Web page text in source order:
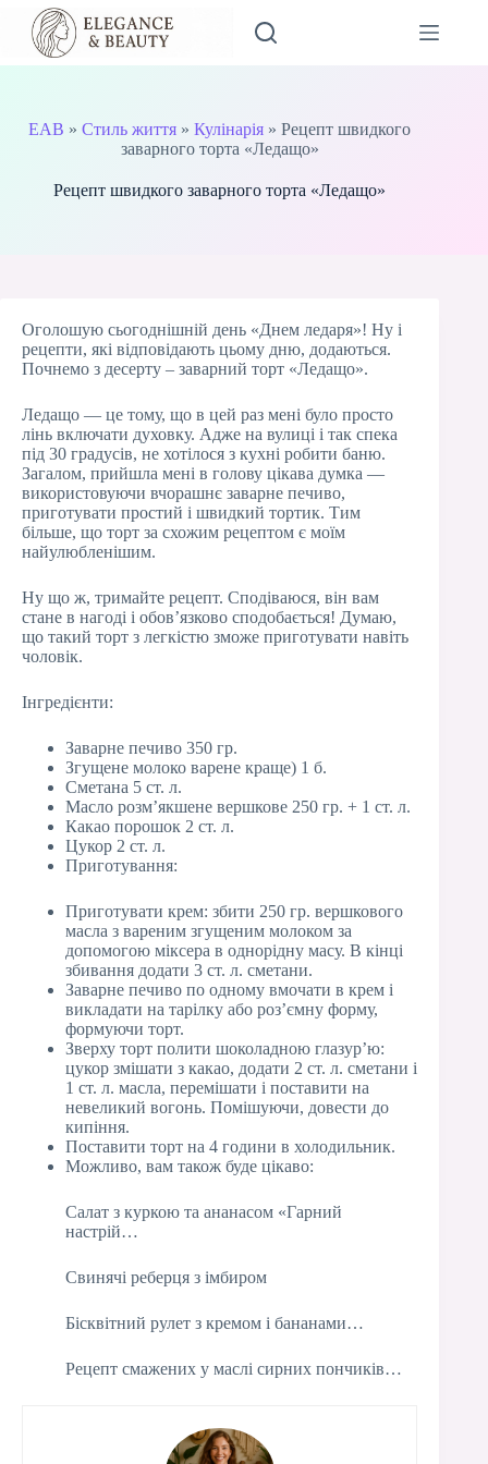
Перейти
вмісту
EAB »Стиль життя »Кулінарія »Рецепт швидкого
заварного торта «Ледащо»
Рецепт швидкого заварного торта «Ледащо»
Оголошую сьогоднішній день «Днем ледаря»! Ну і
рецепти, які відповідають цьому дню, додаються.
Почнемо з десерту – заварний торт «Ледащо».
Ледащо — це тому, що в цей раз мені було просто
лінь включати духовку. Адже на вулиці і так спека
під 30 градусів, не хотілося з кухні робити баню.
Загалом, прийшла мені в голову цікава думка —
використовуючи вчорашнє заварне печиво,
приготувати простий і швидкий тортик. Тим
більше, що торт за схожим рецептом є моїм
найулюбленішим.
Ну що ж, тримайте рецепт. Сподіваюся, він вам
стане в нагоді і обов’язково сподобається! Думаю,
що такий торт з легкістю зможе приготувати навіть
чоловік.
Інгредієнти:
Заварне печиво 350 гр.
Згущене молоко варене краще) 1 б.
Сметана 5 ст. л.
Масло розм’якшене вершкове 250 гр. + 1 ст. л.
Какао порошок 2 ст. л.
Цукор 2 ст. л.
Приготування:
Приготувати крем: збити 250 гр. вершкового
масла з вареним згущеним молоком за
допомогою міксера в однорідну масу. В кінці
збивання додати 3 ст. л. сметани.
Заварне печиво по одному вмочати в крем і
викладати на тарілку або роз’ємну форму,
формуючи торт.
Зверху торт полити шоколадною глазур’ю:
цукор змішати з какао, додати 2 ст. л. сметани і
1 ст. л. масла, перемішати і поставити на
невеликий вогонь. Помішуючи, довести до
кипіння.
Поставити торт на 4 години в холодильник.
Можливо, вам також буде цікаво:
Салат з куркою та ананасом «Гарний
настрій…
Свинячі реберця з імбиром
Бісквітний рулет з кремом і бананами…
Рецепт смажених у маслі сирних пончиків…